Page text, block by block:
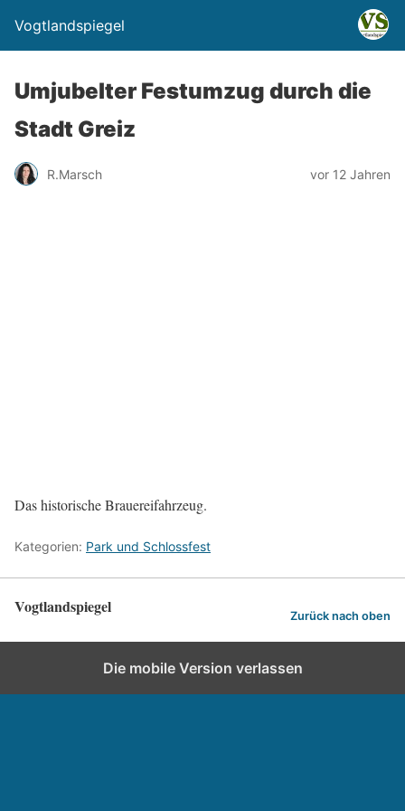
Vogtlandspiegel
Umjubelter Festumzug durch die
Stadt Greiz
R.Marsch vor 12 Jahren
Das historische Brauereifahrzeug.
Kategorien: Park und Schlossfest
Vogtlandspiegel Zurück nach oben
Die mobile Version verlassen